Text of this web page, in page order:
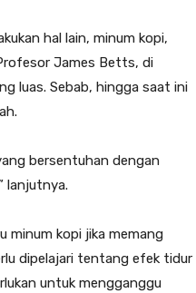
hal lain, minum kopi,
James Betts, di
luas. Sebab, hingga saat ini
bersentuhan dengan
lanjutnya.
minum kopi jika memang
dipelajari tentang efek tidur
untuk mengganggu